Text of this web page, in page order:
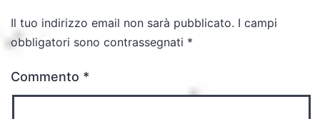
Il tuo indirizzo email non sarà pubblicato. I campi
obbligatori sono contrassegnati *
Commento *